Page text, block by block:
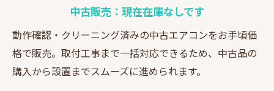
中古販売：現在在庫なしです
動作確認・クリーニング済みの中古エアコンをお手頃価
格で販売。取付工事まで一括対応できるため、中古品の
購入から設置までスムーズに進められます。